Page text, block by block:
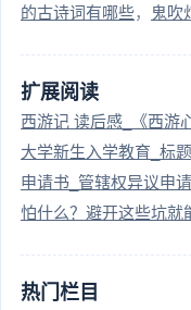
的古诗词有哪些
鬼吹
扩展阅读
西游记 读后感_《西游
大学新生入学教育_标
申请书_管辖权异议申
怕什么？避开这些坑就
热门栏目